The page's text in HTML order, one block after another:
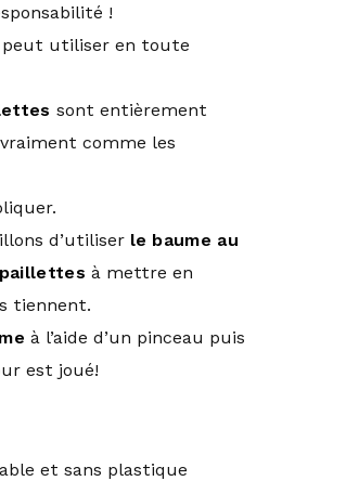
!
peut utiliser en toute
sont entièrement
comme les
d’utiliser le baume au
à mettre en
tiennent.
à l’aide d’un pinceau puis
est joué!
et sans plastique